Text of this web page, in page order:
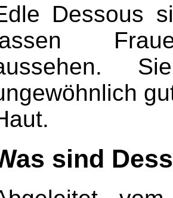
Dessous
sind